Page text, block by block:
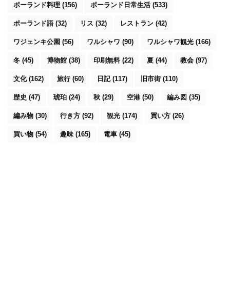
ポーランド料理 (156) ポーランド日常生活(533)
ポーランド語(32) リス (32) レストラン (42)
ワジェンキ公園 (56) ワルシャワ (90) ワルシャワ観光 (166)
冬 (45) 博物館 (38) 印刷無料(22) 夏 (44) 教会 (97)
文化(162) 旅行 (60) 日記(117) 旧市街 (110)
歴史 (47) 琥珀 (24) 秋 (29) 空港 (50) 編み図 (35)
編み物 (30) 行き方 (92) 観光 (174) 買い方 (26)
買い物 (54) 趣味(165) 電車 (45)